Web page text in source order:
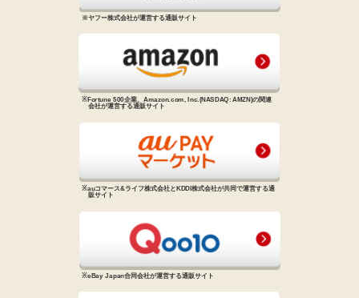
※ヤフー株式会社が運営する通販サイト
※Fortune 500企業、Amazon.com, Inc.(NASDAQ: AMZN)の関連
会社が運営する通販サイト
※auコマース&ライフ株式会社と KDDI株式会社が共同で運営する通
販サイト
※eBay Japan合同会社が運営する通販サイト